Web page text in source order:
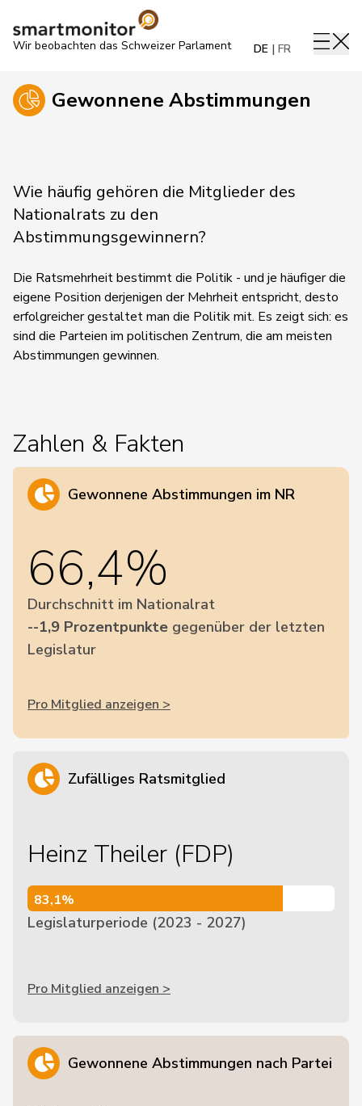
Wir beobachten das Schweizer Parlament DE FR
Gewonnene Abstimmungen
Wie häufig gehören die Mitglieder des
Nationalrats zu den
Abstimmungsgewinnern?
Die Ratsmehrheit bestimmt die Politik - und je häufiger die
eigene Position derjenigen der Mehrheit entspricht, desto
erfolgreicher gestaltet man die Politik mit. Es zeigt sich: es
sind die Parteien im politischen Zentrum, die am meisten
Abstimmungen gewinnen.
Zahlen & Fakten
Gewonnene Abstimmungen im NR
66,4%
Durchschnitt im Nationalrat
--1,9 Prozentpunkte gegenüber der letzten
Legislatur
Pro Mitglied anzeigen >
Zufälliges Ratsmitglied
Heinz Theiler (FDP)
83,1%
83,1%
Legislaturperiode (2023 - 2027)
Pro Mitglied anzeigen >
Gewonnene Abstimmungen nach Partei